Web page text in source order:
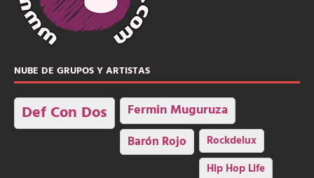
NUBE DE GRUPOS Y ARTISTAS
Def Con Dos Fermin Muguruza
Barón Rojo Rockdelux
Hip Hop Life